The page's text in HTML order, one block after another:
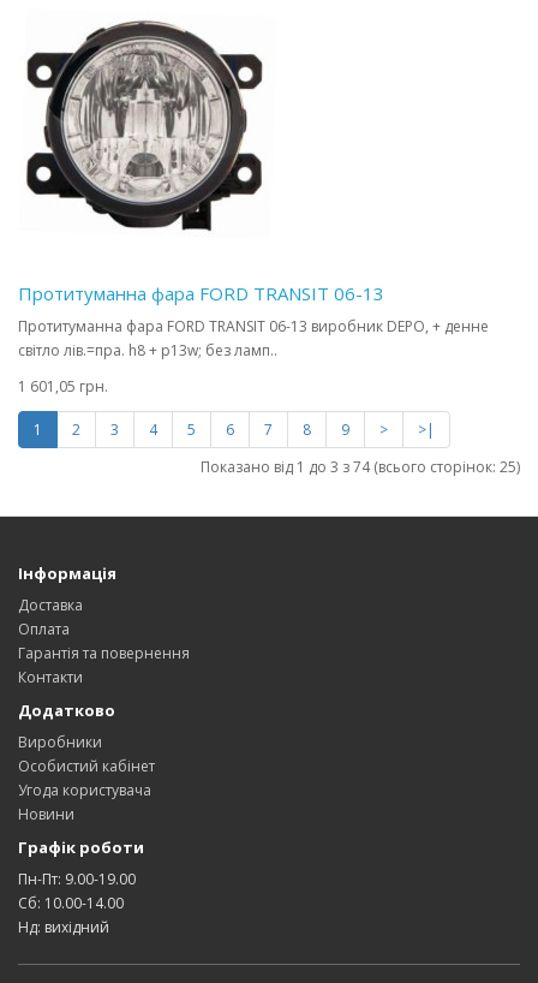
Протитуманна фара FORD TRANSIT 06-13
Протитуманна фара FORD TRANSIT 06-13 виробник DEPO, + денне
світло лів.=пра. h8 + p13w; без ламп..
1 601,05 грн.
1 2 3 4 5 6 7 8 9 >
>|
Показано від 1 до 3 з 74 (всього сторінок: 25)
Інформація
Доставка
Оплата
Гарантія та повернення
Контакти
Додатково
Виробники
Особистий кабінет
Угода користувача
Новини
Графік роботи
Пн-Пт: 9.00-19.00
Сб: 10.00-14.00
Нд: вихідний